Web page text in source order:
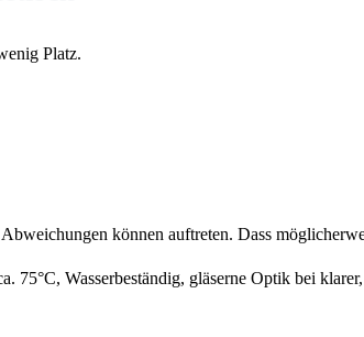
Platz.
können auftreten. Dass
75°C, Wasserbeständig, gläserne Optik bei